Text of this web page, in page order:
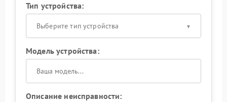
Тип устройства:
Выберите тип устройства
Модель устройства:
Описание неисправности: